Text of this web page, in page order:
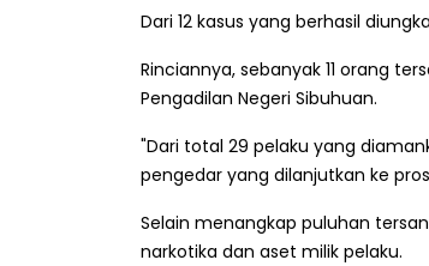
Dari 12 kasus yang berhasil
Rinciannya, sebanyak 11 orang
Pengadilan Negeri Sibuhuan.
"Dari total 29 pelaku yang
pengedar yang dilanjutkan ke
Selain menangkap puluhan
narkotika dan aset milik pelaku.